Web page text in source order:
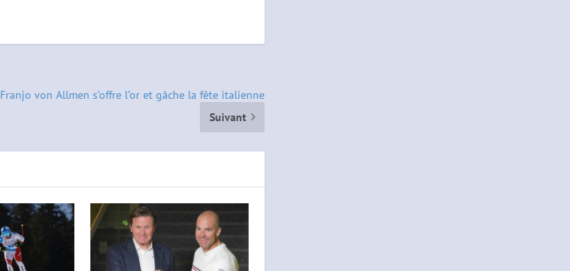
Franjo von Allmen s’offre l’or et gâche la fête italienne
Suivant